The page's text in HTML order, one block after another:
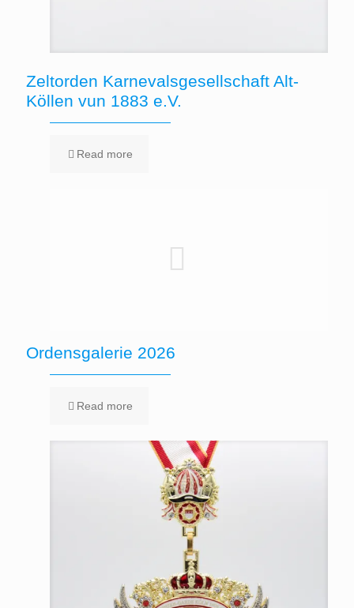
Zeltorden Karnevalsgesellschaft Alt-
Köllen vun 1883 e.V.
Read more
Ordensgalerie 2026
Read more